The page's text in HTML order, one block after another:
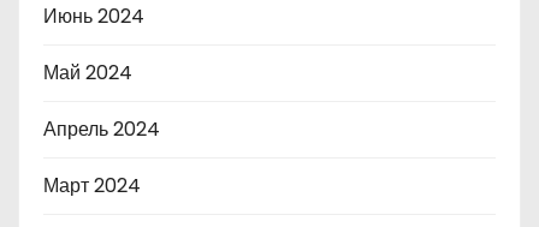
Июнь 2024
Май 2024
Апрель 2024
Март 2024